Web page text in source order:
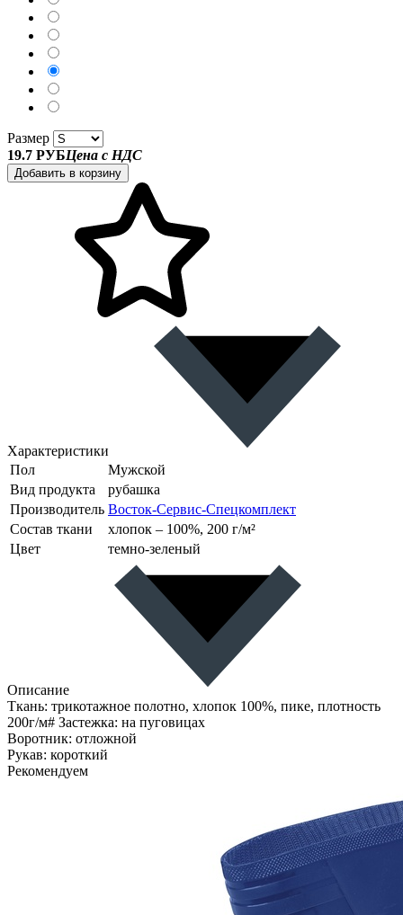
Размер
19.7 РУБЦена с НДС
Добавить в корзину
Характеристики
Пол
Мужской
Вид продукта
рубашка
Производитель Восток-Сервис-Спецкомплект
Состав ткани
хлопок – 100%, 200 г/м²
Цвет
темно-зеленый
Описание
Ткань: трикотажное полотно, хлопок 100%, пике, плотность
200г/м# Застежка: на пуговицах
Воротник: отложной
Рукав: короткий
Рекомендуем